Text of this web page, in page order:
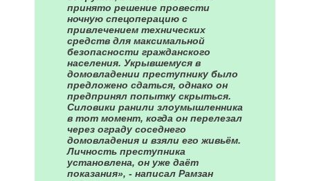
принято решение провести
ночную спецоперацию с
привлечением технических
средств для максимальной
безопасности гражданского
населения. Укрывшемуся в
домовладении преступнику было
предложено сдаться, однако он
предпринял попытку скрыться.
Силовики ранили злоумышленника
в тот момент, когда он перелезал
через ограду соседнего
домовладения и взяли его живьём.
Личность преступника
установлена, он уже даёт
показания», - написал Рамзан